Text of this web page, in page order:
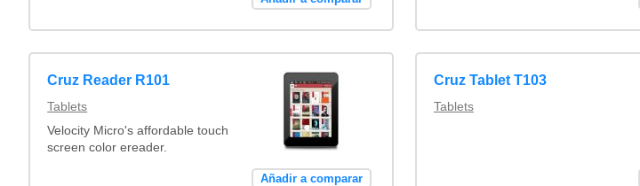
Cruz Reader R101
Tablets
Velocity Micro's affordable touch
screen color ereader.
Añadir a comparar
Cruz Tablet T103
Tablets